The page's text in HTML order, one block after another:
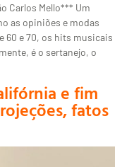
Carlos Mello*** Um
as opiniões e modas
60 e 70, os hits musicais
é o sertanejo, o
e fim
fatos